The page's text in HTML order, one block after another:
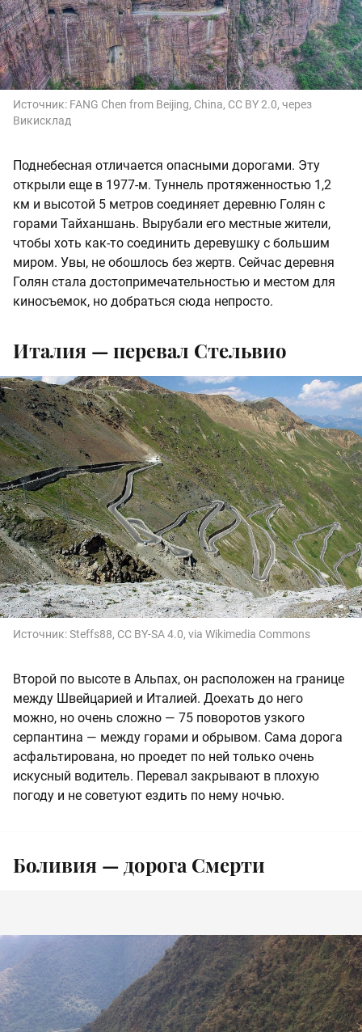
Источник: FANG Chen from Beijing, China, CC BY 2.0, через
Викисклад
Поднебесная отличается опасными дорогами. Эту
открыли еще в 1977-м. Туннель протяженностью 1,2
км и высотой 5 метров соединяет деревню Голян с
горами Тайханшань. Вырубали его местные жители,
чтобы хоть как-то соединить деревушку с большим
миром. Увы, не обошлось без жертв. Сейчас деревня
Голян стала достопримечательностью и местом для
киносъемок, но добраться сюда непросто.
Италия — перевал Стельвио
Источник:Steffs88, CC BY-SA 4.0, via Wikimedia Commons
Второй по высоте в Альпах, он расположен на границе
между Швейцарией и Италией. Доехать до него
можно, но очень сложно — 75 поворотов узкого
серпантина — между горами и обрывом. Сама дорога
асфальтирована, но проедет по ней только очень
искусный водитель. Перевал закрывают в плохую
погоду и не советуют ездить по нему ночью.
Боливия — дорога Смерти